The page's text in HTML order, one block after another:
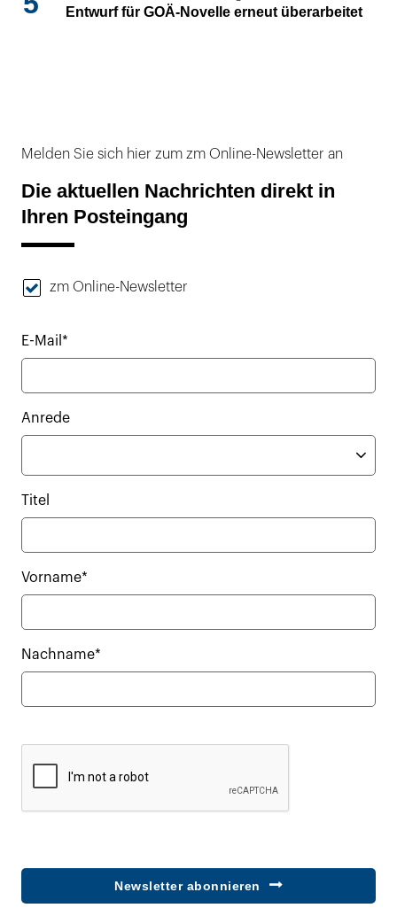
Entwurf für GOÄ-Novelle erneut überarbeitet
Melden Sie sich hier zum zm Online-Newsletter an
Die aktuellen Nachrichten direkt in
Ihren Posteingang
zm Online-Newsletter
E-Mail*
Anrede
Titel
Vorname*
Nachname*
Newsletter abonnieren